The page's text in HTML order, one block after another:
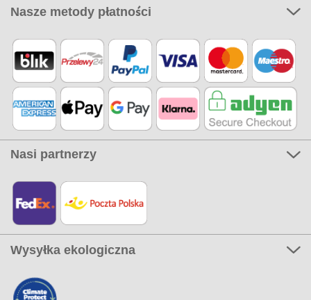
Nasze metody płatności
Nasi partnerzy
Wysyłka ekologiczna